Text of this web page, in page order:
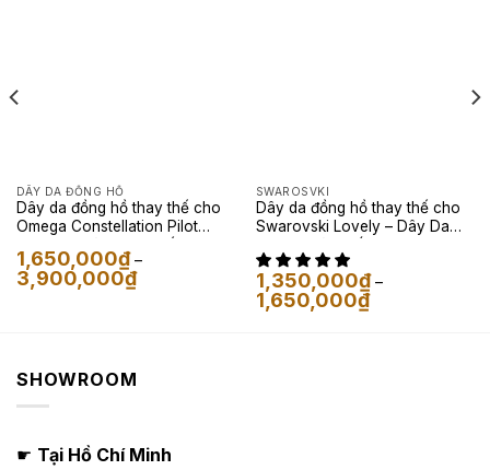
DÂY DA ĐỒNG HỒ
Dây da đồng hồ thay thế cho
Omega Constellation Pilot
Trắng
1,650,000₫ –
3,900,000₫Khoảng
giá:
SWAROSVKI
Dây da đồng hồ thay thế cho
Swarovski Lovely – Dây Da
1,350,000₫ –
1,650,000₫Khoảng
giá:
SHOWROOM
☛ Tại Hồ Chí Minh